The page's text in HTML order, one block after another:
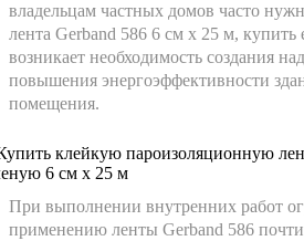
владельцам частных домов часто
лента Gerband 586 6 см x 25 м, купить
возникает необходимость создания
повышения энергоэффективности
помещения.
При выполнении внутренних работ
применению ленты Gerband 586